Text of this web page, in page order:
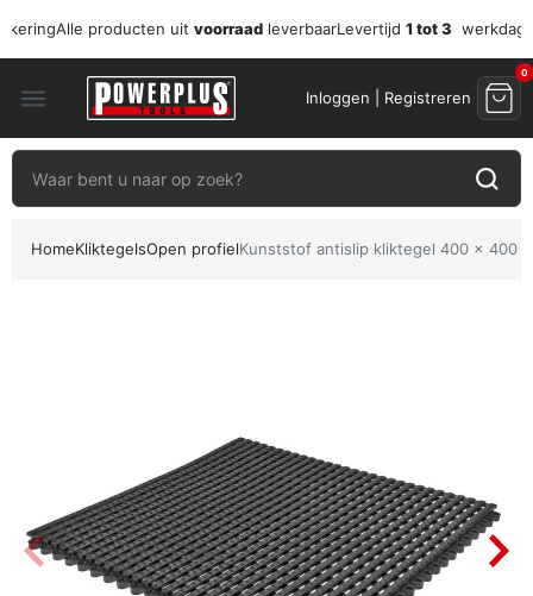
Alle producten uit voorraad leverbaarLevertijd 1 tot 3
menu Inloggen | Registreren
0
HomeKliktegelsOpen profielKunststof antislip kliktegel 400 x 400